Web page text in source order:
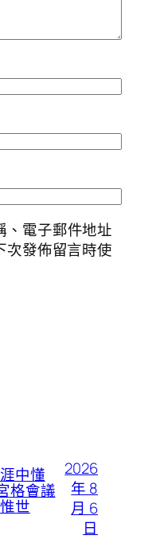
、電子郵件地址
次發佈留言時使
中懂
格會議
世
2026
年 8
月 6
日